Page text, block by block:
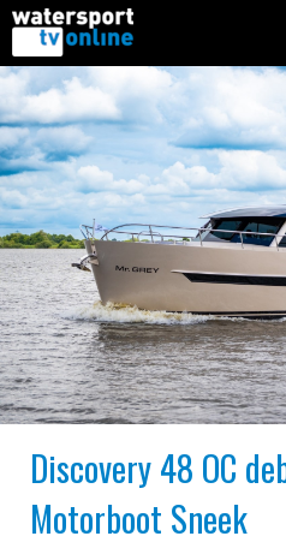
Zeilen Motorboot-sloep
Home Contact
Discovery 48 OC
Motorboot Sneek